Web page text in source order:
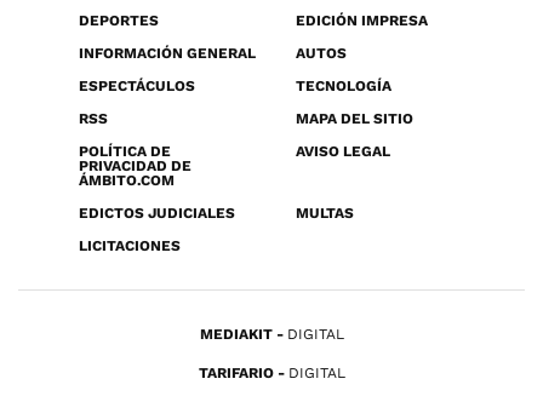
DEPORTES
EDICIÓN IMPRESA
INFORMACIÓN GENERAL
AUTOS
ESPECTÁCULOS
TECNOLOGÍA
RSS
MAPA DEL SITIO
POLÍTICA DE
PRIVACIDAD DE
ÁMBITO.COM
AVISO LEGAL
EDICTOS JUDICIALES
MULTAS
LICITACIONES
MEDIAKIT DIGITAL
TARIFARIO DIGITAL